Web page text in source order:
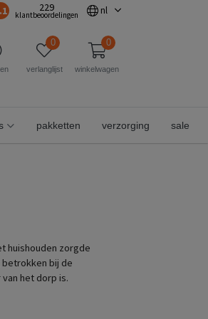
229
klantbeoordelingen nl
0
verlanglijst
0
winkelwagen
pakketten verzorging sale
huishouden zorgde
betrokken bij de
het dorp is.